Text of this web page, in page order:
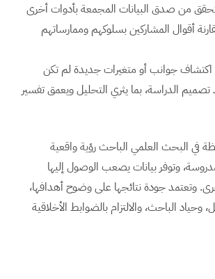
من صدق البيانات المجمعة بأدوات أخرى
أقوال المشاركين بسلوكهم وممارساتهم
جوانب أو متغيرات جديدة لم تكن
الدراسة، بما يثري التحليل ويعمق تفسير
في البحث العلمي الباحث رؤية واقعية
وتوفر بيانات يصعب الوصول إليها
وتعتمد جودة نتائجها على وضوح أهدافها،
الباحث، والالتزام بالضوابط الأخلاقية